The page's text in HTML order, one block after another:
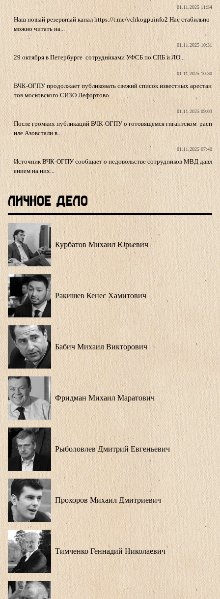
01.11.2025 11:34
Наш новый резервный канал https://t.me/vchkogpuinfo2 Нас стабильно
можно читать на...
01.11.2025 10:31
29 октября в Петербурге сотрудниками УФСБ по СПБ и ЛО...
01.11.2025 10:30
ВЧК-ОГПУ продолжает публиковать свежий список известных арестан
тов московского СИЗО Лефортово...
01.11.2025 09:03
После громких публикаций ВЧК-ОГПУ о готовящемся гигантском расп
иле Азовстали в...
01.11.2025 07:40
Источник ВЧК-ОГПУ сообщает о недовольстве сотрудников МВД давл
ением на них...
Личное Дело
Курбатов Михаил Юрьевич
Ракишев Кенес Хамитович
Бабич Михаил Викторович
Фридман Михаил Маратович
Рыболовлев Дмитрий Евгеньевич
Прохоров Михаил Дмитриевич
Тимченко Геннадий Николаевич